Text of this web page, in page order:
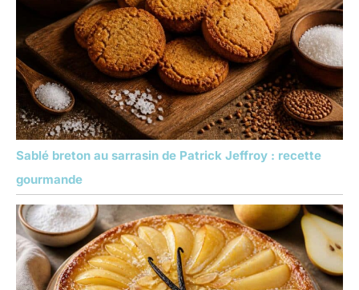
Sablé breton au sarrasin de Patrick Jeffroy : recette
gourmande